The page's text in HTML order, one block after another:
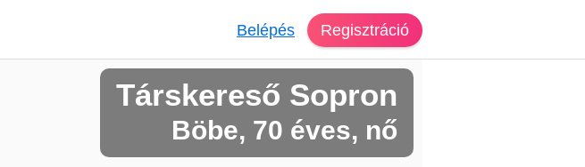
Belépés Regisztráció
Társkereső Sopron
Böbe, 70 éves, nő